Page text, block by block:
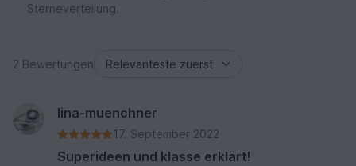
Sterneverteilung.
2 Bewertungen
lina-muenchner
17. September 2022
Superideen und klasse erklärt!